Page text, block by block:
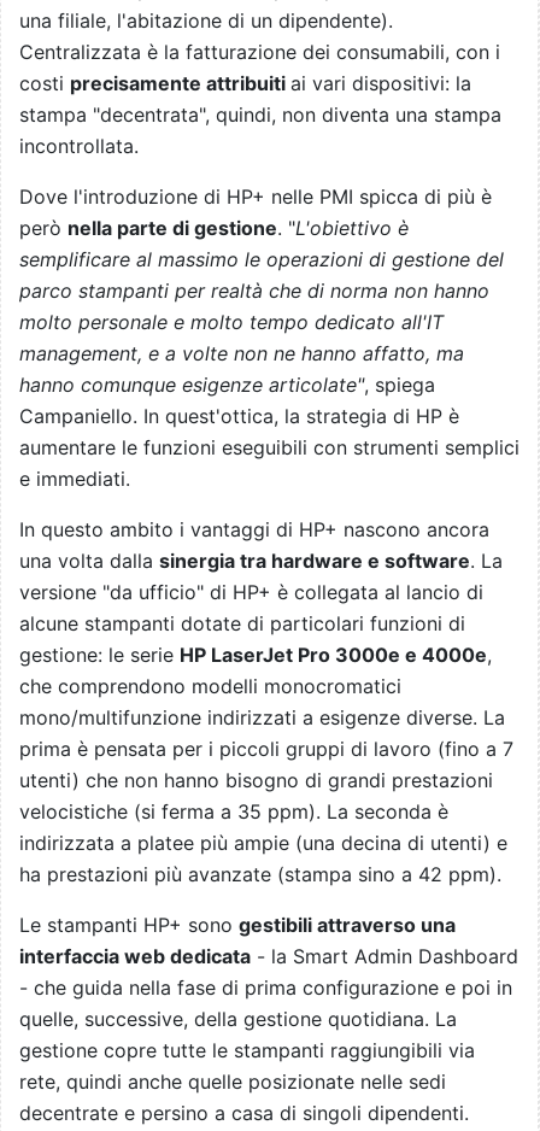
una filiale, l'abitazione di un dipendente).
Centralizzata è la fatturazione dei consumabili, con i
costi precisamente attribuiti ai vari dispositivi: la
stampa "decentrata", quindi, non diventa una stampa
incontrollata.
Dove l'introduzione di HP+ nelle PMI spicca di più è
però nella parte di gestione. "L'obiettivo è
semplificare al massimo le operazioni di gestione del
parco stampanti per realtà che di norma non hanno
molto personale e molto tempo dedicato all'IT
management, e a volte non ne hanno affatto, ma
hanno comunque esigenze articolate", spiega
Campaniello. In quest'ottica, la strategia di HP è
aumentare le funzioni eseguibili con strumenti semplici
e immediati.
In questo ambito i vantaggi di HP+ nascono ancora
una volta dalla sinergia tra hardware e software. La
versione "da ufficio" di HP+ è collegata al lancio di
alcune stampanti dotate di particolari funzioni di
gestione: le serie HP LaserJet Pro 3000e e 4000e,
che comprendono modelli monocromatici
mono/multifunzione indirizzati a esigenze diverse. La
prima è pensata per i piccoli gruppi di lavoro (fino a 7
utenti) che non hanno bisogno di grandi prestazioni
velocistiche (si ferma a 35 ppm). La seconda è
indirizzata a platee più ampie (una decina di utenti) e
ha prestazioni più avanzate (stampa sino a 42 ppm).
Le stampanti HP+ sono gestibili attraverso una
interfaccia web dedicata - la Smart Admin Dashboard
- che guida nella fase di prima configurazione e poi in
quelle, successive, della gestione quotidiana. La
gestione copre tutte le stampanti raggiungibili via
rete, quindi anche quelle posizionate nelle sedi
decentrate e persino a casa di singoli dipendenti.